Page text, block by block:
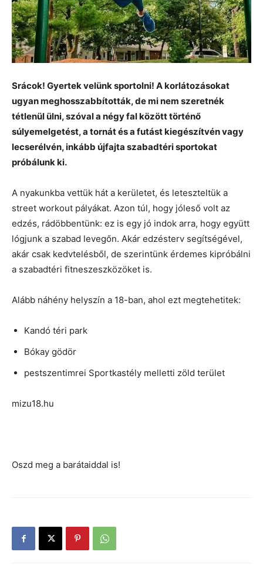
Srácok! Gyertek velünk sportolni! A korlátozásokat
ugyan meghosszabbították, de mi nem szeretnék
tétlenül ülni, szóval a négy fal között történő
súlyemelgetést, a tornát és a futást kiegészítvén vagy
lecserélvén, inkább újfajta szabadtéri sportokat
próbálunk ki.
A nyakunkba vettük hát a kerületet, és leteszteltük a
street workout pályákat. Azon túl, hogy jóleső volt az
edzés, rádöbbentünk: ez is egy jó indok arra, hogy együtt
lógjunk a szabad levegőn. Akár edzésterv segítségével,
akár csak kedvtelésből, de szerintünk érdemes kipróbálni
a szabadtéri fitneszeszközöket is.
Alább náhény helyszín a 18-ban, ahol ezt megtehetitek:
Kandó téri park
Bókay gödör
pestszentimrei Sportkastély melletti zöld terület
mizu18.hu
Oszd meg a barátaiddal is!